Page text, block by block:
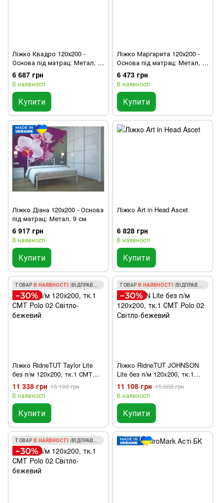
Ліжко Квадро 120х200 -
Основа під матрац: Метал, 9
см
6 687 грн
В наявності
Купити
Ліжко Маргарита 120х200 -
Основа під матрац: Метал, 9
см
6 473 грн
В наявності
Купити
Ліжко Діана 120х200 - Основа
під матрац: Метал, 9 см
6 917 грн
В наявності
Купити
Ліжко Art in Head Ascet
6 828 грн
В наявності
Купити
ТОВАР В НАЯВНОСТІ (ВІДПРАВКА ЗА 1 ДЕНЬ)
Ліжко RidneTUT Taylor Lite
без п/м 120x200, тк.1 СМТ
Polo 02 Світло-бежевий
11 338 грн 16 198 грн
В наявності
Купити
ТОВАР В НАЯВНОСТІ (ВІДПРАВКА ЗА 1 ДЕНЬ)
Ліжко RidneTUT JOHNSON
Lite без п/м 120x200, тк.1
СМТ Polo 02 Світло-бежевий
11 108 грн 15 868 грн
В наявності
Купити
ТОВАР В НАЯВНОСТІ (ВІДПРАВКА ЗА 1 ДЕНЬ)